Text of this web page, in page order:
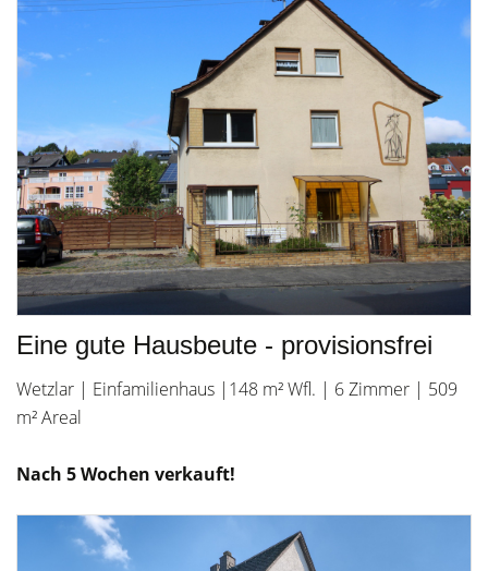
Eine gute Hausbeute - provisionsfrei
Wetzlar | Einfamilienhaus |148 m² Wfl. | 6 Zimmer | 509
m² Areal
Nach 5 Wochen verkauft!